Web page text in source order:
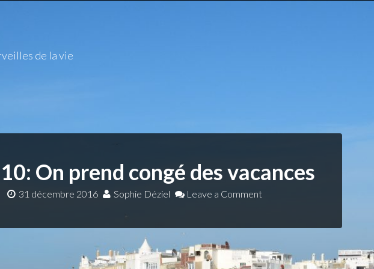
de la vie
On prend congé des vacances
31 décembre 2016 Sophie Déziel Leave a Comment